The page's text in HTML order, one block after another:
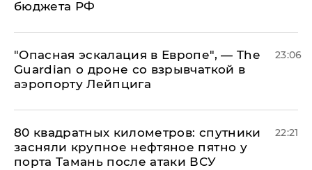
бюджета РФ
"Опасная эскалация в Европе", — The
Guardian о дроне со взрывчаткой в
аэропорту Лейпцига
23:06
80 квадратных километров: спутники
засняли крупное нефтяное пятно у
порта Тамань после атаки ВСУ
22:21